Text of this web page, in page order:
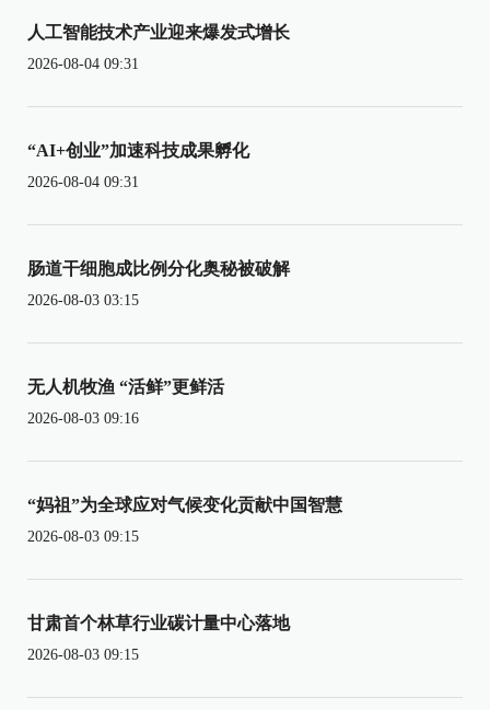
人工智能技术产业迎来爆发式增长
2026-08-04 09:31
“AI+创业”加速科技成果孵化
2026-08-04 09:31
肠道干细胞成比例分化奥秘被破解
2026-08-03 03:15
无人机牧渔 “活鲜”更鲜活
2026-08-03 09:16
“妈祖”为全球应对气候变化贡献中国智慧
2026-08-03 09:15
甘肃首个林草行业碳计量中心落地
2026-08-03 09:15